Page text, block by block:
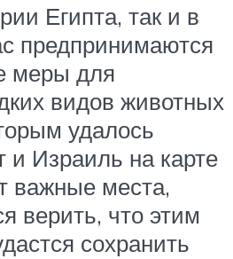
Египта, так и в
предпринимаются
меры для
видов животных
удалось
и Израиль на карте
важные места,
верить, что этим
сохранить